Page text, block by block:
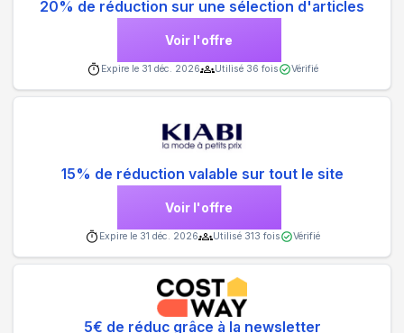
20% de réduction sur une sélection d'articles
Voir l'offre
Expire le 31 déc. 2026 Utilisé 36 fois Vérifié
15% de réduction valable sur tout le site
Voir l'offre
Expire le 31 déc. 2026 Utilisé 313 fois Vérifié
5€ de réduc grâce à la newsletter